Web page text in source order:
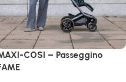
COSI – Passeggino